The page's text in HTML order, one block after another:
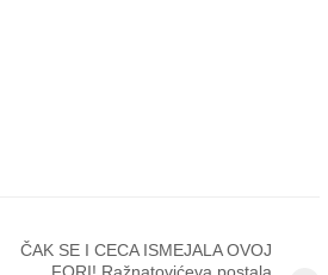
ČAK SE I CECA ISMEJALA OVOJ